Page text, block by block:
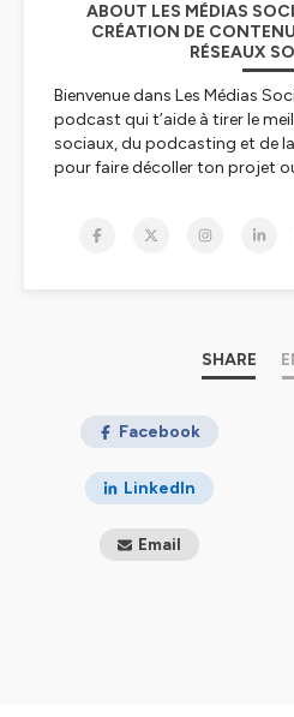
ABOUT LES MÉDIAS
CRÉATION DE
RÉSEAUX
Bienvenue dans Les Médias
podcast qui t’aide à tirer le
sociaux, du podcasting et de
pour faire décoller ton projet
digitale et experte en stratégie
des astuces concrètes et des
tu puisses utiliser les réseaux
À toi, l’entrepreneur ou
développer ta présence en
À toi, le créateur ou la
SHARE
Facebook
LinkedIn
Email